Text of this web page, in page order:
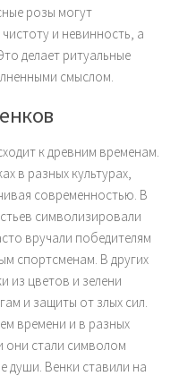
розы могут
и невинность, а
делает ритуальные
смыслом.
к древним временам.
в разных культурах,
современностью. В
символизировали
вручали победителям
спортсменам. В других
из цветов и зелени
и защиты от злых сил.
времени и в разных
они стали символом
души. Венки ставили на